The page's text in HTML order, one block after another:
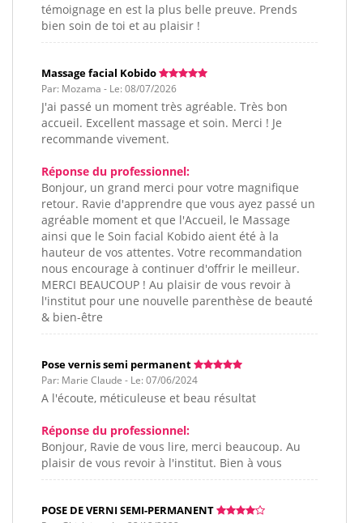
témoignage en est la plus belle preuve. Prends
bien soin de toi et au plaisir !
Massage facial Kobido
Par: Mozama - Le: 08/07/2026
J'ai passé un moment très agréable. Très bon
accueil. Excellent massage et soin. Merci ! Je
recommande vivement.
Réponse du professionnel:
Bonjour, un grand merci pour votre magnifique
retour. Ravie d'apprendre que vous ayez passé un
agréable moment et que l'Accueil, le Massage
ainsi que le Soin facial Kobido aient été à la
hauteur de vos attentes. Votre recommandation
nous encourage à continuer d'offrir le meilleur.
MERCI BEAUCOUP ! Au plaisir de vous revoir à
l'institut pour une nouvelle parenthèse de beauté
& bien-être
Pose vernis semi permanent
Par: Marie Claude - Le: 07/06/2024
A l'écoute, méticuleuse et beau résultat
Réponse du professionnel:
Bonjour, Ravie de vous lire, merci beaucoup. Au
plaisir de vous revoir à l'institut. Bien à vous
POSE DE VERNI SEMI-PERMANENT